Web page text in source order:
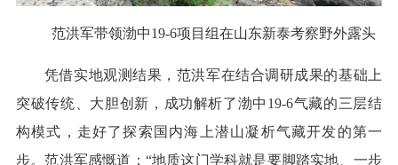
范洪军带领渤中19-6项目组在山东新泰考察野外露头
凭借实地观测结果，范洪军在结合调研成果的基础上
突破传统、大胆创新，成功解析了渤中19-6气藏的三层结
构模式，走好了探索国内海上潜山凝析气藏开发的第一
步。范洪军感慨道：“地质这门学科就是要脚踏实地、一步